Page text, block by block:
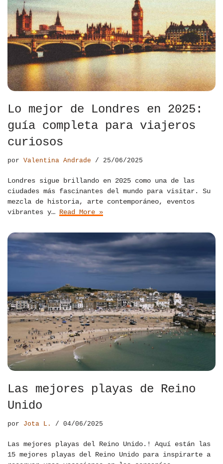
Lo mejor de Londres en 2025:
guía completa para viajeros
curiosos
por Valentina Andrade 25/06/2025
Londres sigue brillando en 2025 como una de las
ciudades más fascinantes del mundo para visitar. Su
mezcla de historia, arte contemporáneo, eventos
vibrantes y… Read More »
Las mejores playas de Reino
Unido
por Jota L. 04/06/2025
Las mejores playas del Reino Unido.! Aquí están las
15 mejores playas del Reino Unido para inspirarte a